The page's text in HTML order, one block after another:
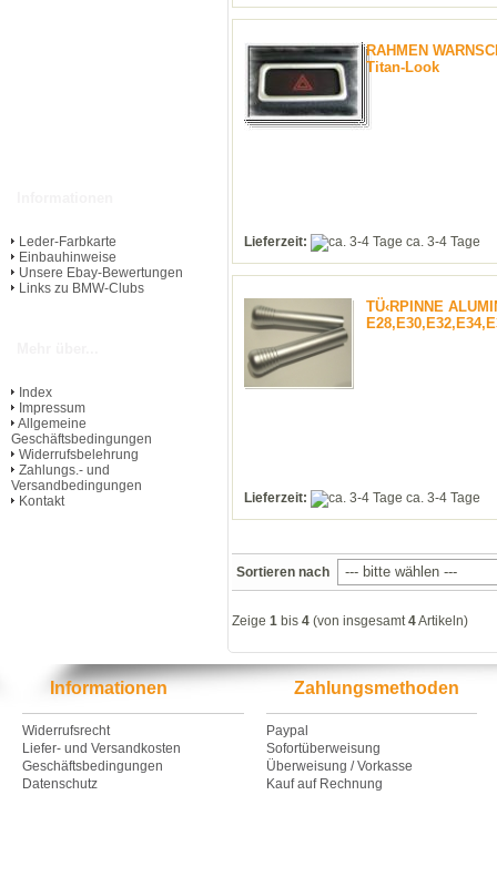
Leder-Farbkarte
Einbauhinweise
Unsere Ebay-Bewertungen
Links zu BMW-Clubs
Index
Impressum
Allgemeine
Geschäftsbedingungen
Widerrufsbelehrung
Zahlungs.- und
Versandbedingungen
Kontakt
RAHMEN
Titan-Look
Lieferzeit: ca. 3-4 Tage
TÜ‹RPINNE
Lieferzeit: ca. 3-4 Tage
Sortieren nach
Zeige 1 bis 4 (von insgesamt 4Artikeln)
Informationen
Widerrufsrecht
Liefer- und Versandkosten
Geschäftsbedingungen
Datenschutz
Zahlungsmethoden
Paypal
Sofortüberweisung
Überweisung / Vorkasse
Kauf auf Rechnung